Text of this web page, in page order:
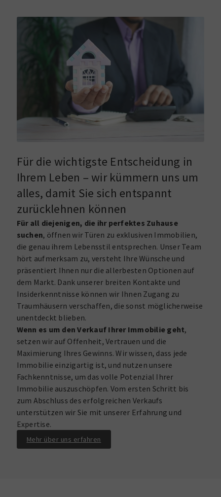
Für die wichtigste Entscheidung in
Ihrem Leben – wir kümmern uns um
alles, damit Sie sich entspannt
zurücklehnen können
Für all diejenigen, die ihr perfektes Zuhause
suchen, öffnen wir Türen zu exklusiven Immobilien,
die genau ihrem Lebensstil entsprechen. Unser Team
hört aufmerksam zu, versteht Ihre Wünsche und
präsentiert Ihnen nur die allerbesten Optionen auf
dem Markt. Dank unserer breiten Kontakte und
Insiderkenntnisse können wir Ihnen Zugang zu
Traumhäusern verschaffen, die sonst möglicherweise
unentdeckt blieben.
Wenn es um den Verkauf Ihrer Immobilie geht,
setzen wir auf Offenheit, Vertrauen und die
Maximierung Ihres Gewinns. Wir wissen, dass jede
Immobilie einzigartig ist, und nutzen unsere
Fachkenntnisse, um das volle Potenzial Ihrer
Immobilie auszuschöpfen. Vom ersten Schritt bis
zum Abschluss des erfolgreichen Verkaufs
unterstützen wir Sie mit unserer Erfahrung und
Expertise.
Mehr über uns erfahren